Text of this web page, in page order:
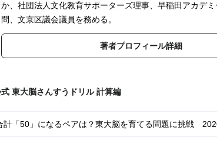
か、社団法人文化教育サポーターズ理事、早稲田アカデ
問、文京区議会議員を務める。
著者プロフィール詳細
東大脳さんすうドリル 計算編
計「50」になるペアは？東大脳を育てる問題に挑戦